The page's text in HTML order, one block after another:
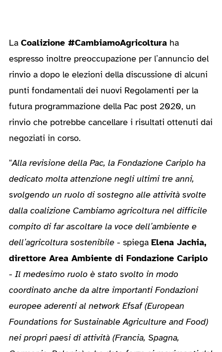
La Coalizione #CambiamoAgricoltura ha
espresso inoltre preoccupazione per l’annuncio del
rinvio a dopo le elezioni della discussione di alcuni
punti fondamentali dei nuovi Regolamenti per la
futura programmazione della Pac post 2020, un
rinvio che potrebbe cancellare i risultati ottenuti dai
negoziati in corso.
“Alla revisione della Pac, la Fondazione Cariplo ha
dedicato molta attenzione negli ultimi tre anni,
svolgendo un ruolo di sostegno alle attività svolte
dalla coalizione Cambiamo agricoltura nel difficile
compito di far ascoltare la voce dell’ambiente e
dell’agricoltura sostenibile - spiega Elena Jachia,
direttore Area Ambiente di Fondazione Cariplo
- Il medesimo ruolo è stato svolto in modo
coordinato anche da altre importanti Fondazioni
europee aderenti al network Efsaf (European
Foundations for Sustainable Agriculture and Food)
nei propri paesi di attività (Francia, Spagna,